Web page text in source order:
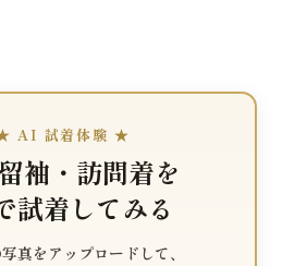
AI 試着体験 ★
袖・訪問着を
試着してみる
真をアップロードして、